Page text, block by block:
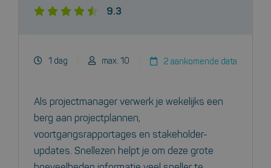
9.3
1 dag max. 10 2 aankomende data
Als projectmanager verwerk je wekelijks een
berg aan projectplannen,
voortgangsrapportages en stakeholder-
updates. Snellezen helpt je om deze grote